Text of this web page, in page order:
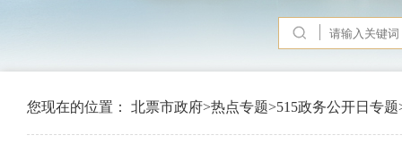
您现在的位置： 北票市政府>热点专题>515政务公开日专题